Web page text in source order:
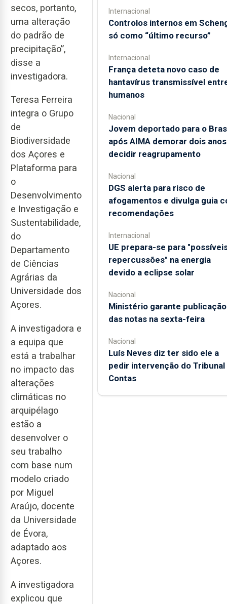
secos, portanto,
uma alteração
do padrão de
precipitação”,
disse a
investigadora.
Teresa Ferreira
integra o Grupo
de
Biodiversidade
dos Açores e
Plataforma para
o
Desenvolvimento
e Investigação e
Sustentabilidade,
do
Departamento
de Ciências
Agrárias da
Universidade dos
Açores.
A investigadora e
a equipa que
está a trabalhar
no impacto das
alterações
climáticas no
arquipélago
estão a
desenvolver o
seu trabalho
com base num
modelo criado
por Miguel
Araújo, docente
da Universidade
de Évora,
adaptado aos
Açores.
A investigadora
explicou que
Internacional
Controlos internos em
só como “último recurso”
Internacional
França deteta novo caso de
hantavírus transmissível
humanos
Nacional
Jovem deportado para o
após AIMA demorar dois
decidir reagrupamento
Nacional
DGS alerta para risco de
afogamentos e divulga guia
recomendações
Internacional
UE prepara-se para
repercussões" na energia
devido a eclipse solar
Nacional
Ministério garante publicação
das notas na sexta-feira
Nacional
Luís Neves diz ter sido ele a
pedir intervenção do Tribunal
Contas